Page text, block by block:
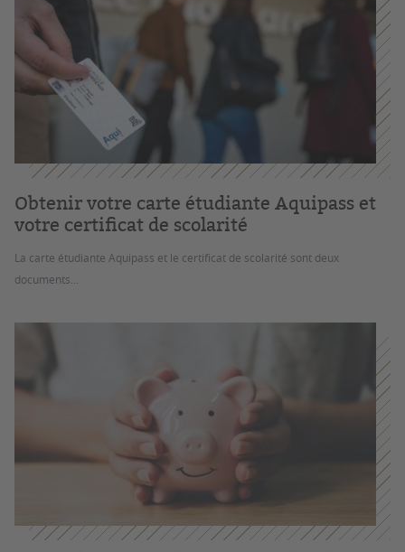
Obtenir votre carte étudiante Aquipass et
votre certificat de scolarité
La carte étudiante Aquipass et le certificat de scolarité sont deux
documents...